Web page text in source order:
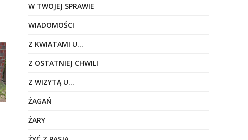
W TWOJEJ SPRAWIE
WIADOMOŚCI
Z KWIATAMI U…
Z OSTATNIEJ CHWILI
Z WIZYTĄ U…
ŻAGAŃ
ŻARY